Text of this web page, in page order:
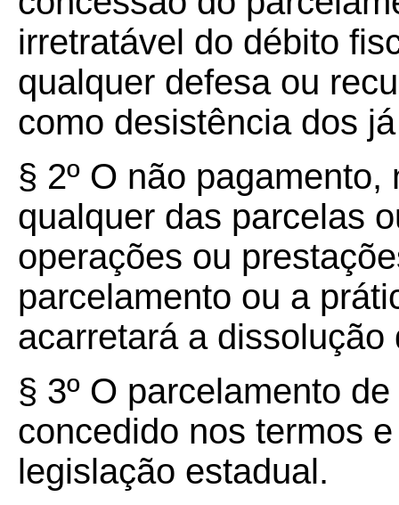
irretratável do débito
qualquer defesa ou
como desistência dos
§ 2º O não
qualquer das parcelas
operações ou
parcelamento ou a
acarretará a dissolução
§ 3º O parcelamento
concedido nos termos
legislação estadual.